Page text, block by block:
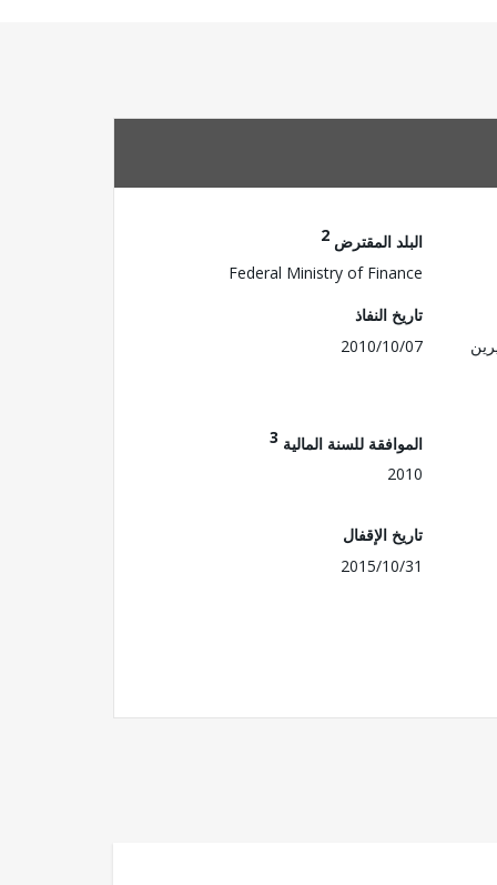
البلد المقترض 2
Federal Ministry of Finance
تاريخ النفاذ
2010/10/07
الموافقة للسنة المالية 3
2010
تاريخ الإقفال
2015/10/31